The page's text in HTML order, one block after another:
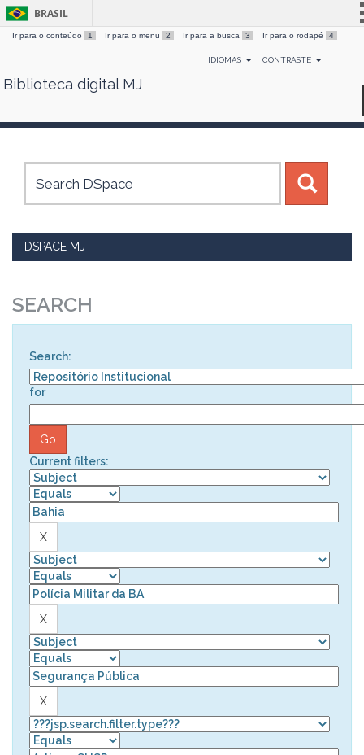
Skip
BRASIL
Simplifique!
Comunica BR
Canais
Ir para o conteúdo 1 Ir para o menu 2 Ir para a busca 3 Ir para o rodapé 4
IDIOMAS CONTRASTE
Biblioteca digital MJ
DSPACE MJ
SEARCH
Search:
for
Current filters: